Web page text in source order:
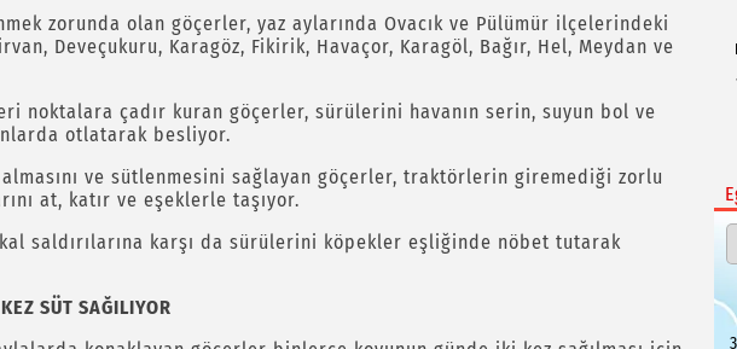
zorunda olan göçerler, yaz aylarında Ovacık ve Pülümür ilçelerindeki
Deveçukuru, Karagöz, Fikirik, Havaçor, Karagöl, Bağır, Hel, Meydan ve
noktalara çadır kuran göçerler, sürülerini havanın serin, suyun bol ve
otlatarak besliyor.
ve sütlenmesini sağlayan göçerler, traktörlerin giremediği zorlu
at, katır ve eşeklerle taşıyor.
saldırılarına karşı da sürülerini köpekler eşliğinde nöbet tutarak
SÜT SAĞILIYOR